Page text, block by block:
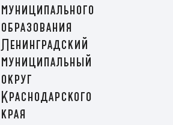
муниципального
образования
Ленинградский
муниципальный
округ
Краснодарского
края